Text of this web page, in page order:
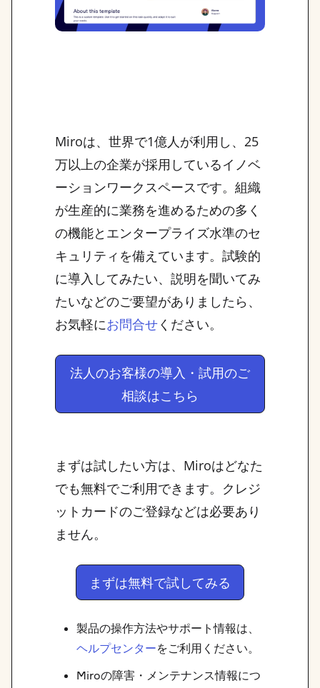
Miroは、世界で1億人が利用し、25
万以上の企業が採用しているイノベ
ーションワークスペースです。組織
が生産的に業務を進めるための多く
の機能とエンタープライズ水準のセ
キュリティを備えています。試験的
に導入してみたい、説明を聞いてみ
たいなどのご要望がありましたら、
お気軽にお問合せください。
法人のお客様の導入・試用のご
相談はこちら
まずは試したい方は、Miroはどなた
でも無料でご利用できます。クレジ
ットカードのご登録などは必要あり
ません。
まずは無料で試してみる
製品の操作方法やサポート情報は、
ヘルプセンターをご利用ください。
Miroの障害・メンテナンス情報につ